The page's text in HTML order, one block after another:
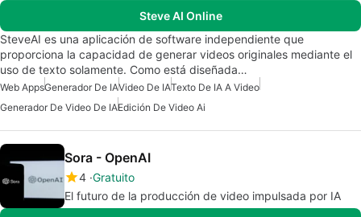
Steve AI Online
SteveAI es una aplicación de software independiente que
proporciona la capacidad de generar videos originales mediante el
uso de texto solamente. Como está diseñada…
Web AppsGenerador De IAVideo De IATexto De IA A Video
Generador De Video De IAEdición De Video Ai
Sora - OpenAI
4 Gratuito
El futuro de la producción de video impulsada por IA